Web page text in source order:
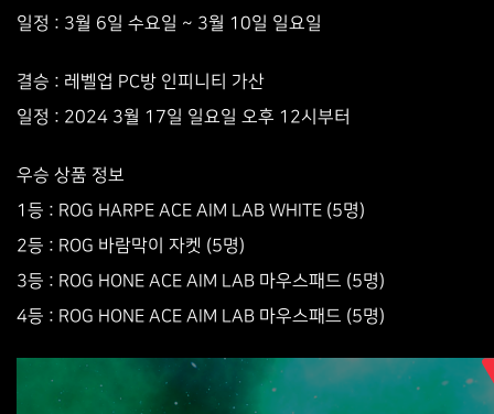
일정 : 3월 6일 수요일 ~ 3월 10일 일요일
결승 : 레벨업 PC방 인피니티 가산
일정 : 2024 3월 17일 일요일 오후 12시부터
우승 상품 정보
1등 : ROG HARPE ACE AIM LAB WHITE (5명)
2등 : ROG 바람막이 자켓 (5명)
3등 : ROG HONE ACE AIM LAB 마우스패드 (5명)
4등 : ROG HONE ACE AIM LAB 마우스패드 (5명)